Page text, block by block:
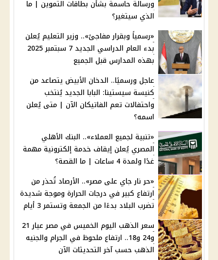
ورسالة حاسمة بشأن بطاقات التموين | ما
الذي سيتغير؟
«رسمياً وبقرار مفاجئ».. وزير التعليم يُعلن
بدء العام الدراسي الجديد 7 سبتمبر 2025
بهذه المدارس قبل الجميع
عاجل ورسميًا.. الدخان الأبيض يتصاعد من
كنيسة سيستينا: البابا الجديد يُنتخب
واحتفالات تعم الفاتيكان الآن | متى يُعلن
اسمه؟
«تنبية لجميع العملاء».. البنك الأهلي
المصري يُعلن إيقاف خدمة إلكترونية مهمة
غدًا ولمدة 4 ساعات | ما القصة؟
«حر نار جاي على مصر».. الأرصاد تُحذر من
ارتفاع كبير في درجات الحرارة وموجة شديدة
تضرب البلاد بدءًا من الجمعة وتستمر 3 أيام
سعر الذهب اليوم الخميس في مصر عيار 21
و24 و18.. ارتفاع ملحوظ في الجرام والجنيه
الذهب حسب آخر التحديثات الآن